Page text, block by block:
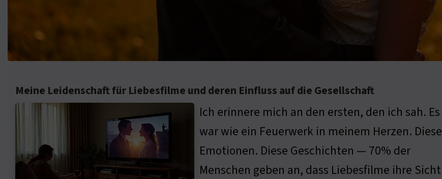
Meine Leidenschaft für Liebesfilme und deren Einfluss auf die Gesellschaft
Ich erinnere mich an den ersten, den ich sah. Es
war wie ein Feuerwerk in meinem Herzen. Diese
Emotionen. Diese Geschichten — 70% der
Menschen geben an, dass Liebesfilme ihre Sicht